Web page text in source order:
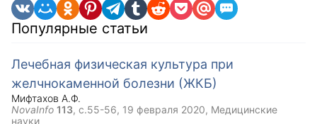
Популярные статьи
Лечебная физическая культура при
желчнокаменной болезни (ЖКБ)
Мифтахов А.Ф.
NovaInfo 113, с.55-56, 19 февраля 2020, Медицинские
науки